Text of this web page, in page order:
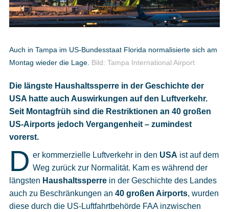
Impressum
Datenschutz
Cookies
Datenschutzeinstellungen
Auch in Tampa im US-Bundesstaat Florida normalisierte sich am
Montag wieder die Lage. Bild: Tampa International Airport
Die längste Haushaltssperre in der Geschichte der
USA hatte auch Auswirkungen auf den Luftverkehr.
Seit Montagfrüh sind die Restriktionen an 40 großen
US-Airports jedoch Vergangenheit – zumindest
vorerst.
D er kommerzielle Luftverkehr in den USA ist auf dem
Weg zurück zur Normalität. Kam es während der
längsten Haushaltssperrein der Geschichte des Landes
auch zu Beschränkungen an 40 großen Airports, wurden
diese durch die US-Luftfahrtbehörde FAA inzwischen